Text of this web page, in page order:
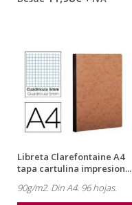
Libreta Clarefontaine A4
tapa cartulina impresion...
90g/m2. Din A4. 96 hojas.